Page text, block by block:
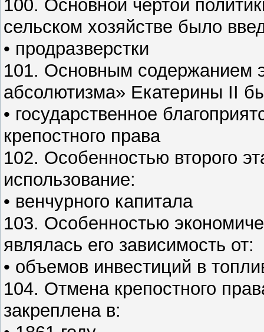
100. Основной чертой
сельском хозяйстве было
• продразверстки
101. Основным содержанием
абсолютизма» Екатерины II
• государственное
крепостного права
102. Особенностью второго
использование:
• венчурного капитала
103. Особенностью
являлась его зависимость от:
• объемов инвестиций в
104. Отмена крепостного
закреплена в: